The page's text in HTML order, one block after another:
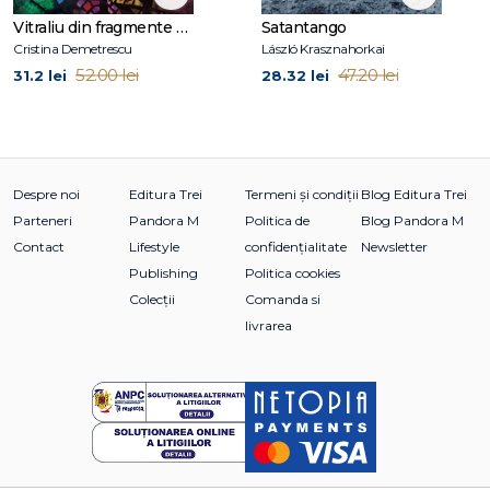
Vitraliu din fragmente de fantomă
Cristina Demetrescu
31.2 lei 52.00 lei
Satantango
László Krasznahorkai
28.32 lei 47.20 lei
Despre noi
Parteneri
Contact
Editura Trei
Pandora M
Lifestyle
Publishing
Colecții
Termeni și condiții
Politica de
confidențialitate
Politica cookies
Comanda si
livrarea
Blog Editura Trei
Blog Pandora M
Newsletter